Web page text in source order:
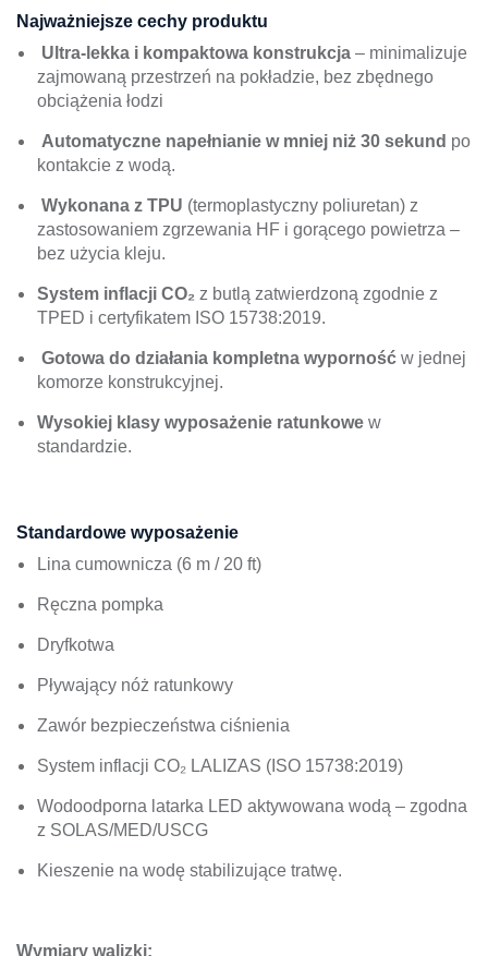
Najważniejsze cechy produktu
Ultra-lekka i kompaktowa konstrukcja – minimalizuje
zajmowaną przestrzeń na pokładzie, bez zbędnego
obciążenia łodzi
Automatyczne napełnianie w mniej niż 30 sekund po
kontakcie z wodą.
Wykonana z TPU (termoplastyczny poliuretan) z
zastosowaniem zgrzewania HF i gorącego powietrza –
bez użycia kleju.
System inflacji CO₂ z butlą zatwierdzoną zgodnie z
TPED i certyfikatem ISO 15738:2019.
Gotowa do działania kompletna wyporność w jednej
komorze konstrukcyjnej.
Wysokiej klasy wyposażenie ratunkowe w
standardzie.
Standardowe wyposażenie
Lina cumownicza (6 m / 20 ft)
Ręczna pompka
Dryfkotwa
Pływający nóż ratunkowy
Zawór bezpieczeństwa ciśnienia
System inflacji CO₂ LALIZAS (ISO 15738:2019)
Wodoodporna latarka LED aktywowana wodą – zgodna
z SOLAS/MED/USCG
Kieszenie na wodę stabilizujące tratwę.
Wymiary walizki: